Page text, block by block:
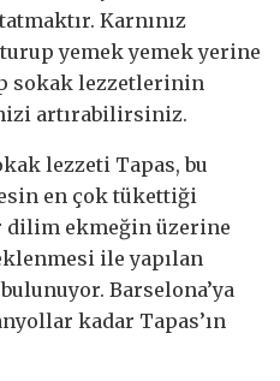
Karnınız
yemek yemek yerine
sokak lezzetlerinin
artırabilirsiniz.
lezzeti Tapas, bu
en çok tükettiği
dilim ekmeğin üzerine
ile yapılan
Barselona’ya
kadar Tapas’ın